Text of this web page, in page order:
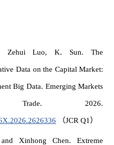
Zehui Luo, K. Sun. The
Data on the Capital Market:
Big Data. Emerging Markets
2026.
（JCR Q1）
Xinhong Chen. Extreme